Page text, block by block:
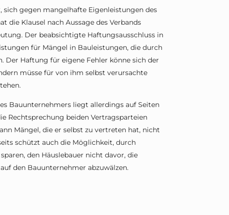
gegen mangelhafte Eigenleistungen des
die Klausel nach Aussage des Verbands
Der beabsichtigte Haftungsausschluss in
für Mängel in Bauleistungen, die durch
Der Haftung für eigene Fehler könne sich der
müsse für von ihm selbst verursachte
Bauunternehmers liegt allerdings auf Seiten
Rechtsprechung beiden Vertragsparteien
Mängel, die er selbst zu vertreten hat, nicht
schützt auch die Möglichkeit, durch
den Häuslebauer nicht davor, die
den Bauunternehmer abzuwälzen.